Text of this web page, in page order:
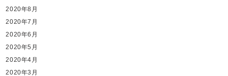
2020年8月
2020年7月
2020年6月
2020年5月
2020年4月
2020年3月